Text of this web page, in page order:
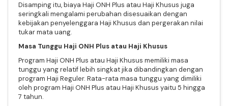
Disamping itu, biaya Haji ONH Plus atau Haji Khusus juga
seringkali mengalami perubahan disesuaikan dengan
kebijakan penyelenggara Haji Khusus dan pergerakan nilai
tukar mata uang.
Masa Tunggu Haji ONH Plus atau Haji Khusus
Program Haji ONH Plus atau Haji Khusus memiliki masa
tunggu yang relatif lebih singkat jika dibandingkan dengan
program Haji Reguler. Rata-rata masa tunggu yang dimiliki
oleh program Haji ONH Plus atau Haji Khusus yaitu 5 hingga
7 tahun.